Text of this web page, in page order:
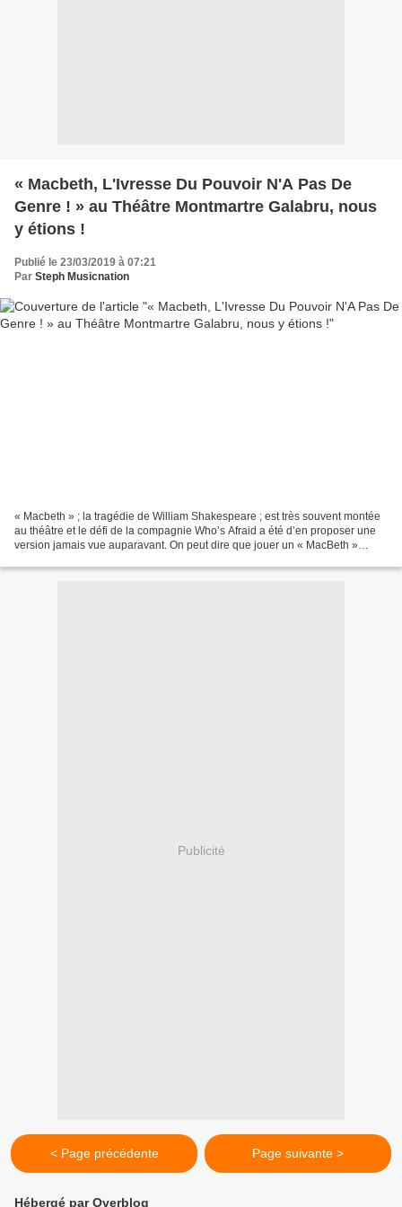
« Macbeth, L'Ivresse Du Pouvoir N'A Pas De
Genre ! » au Théâtre Montmartre Galabru, nous
y étions !
Publié le 23/03/2019 à 07:21
Par Steph Musicnation
« Macbeth » ; la tragédie de William Shakespeare ; est très souvent montée
au théâtre et le défi de la compagnie Who’s Afraid a été d’en proposer une
version jamais vue auparavant. On peut dire que jouer un « MacBeth »
Publicité
< Page précédente Page suivante >
Hébergé par Overblog